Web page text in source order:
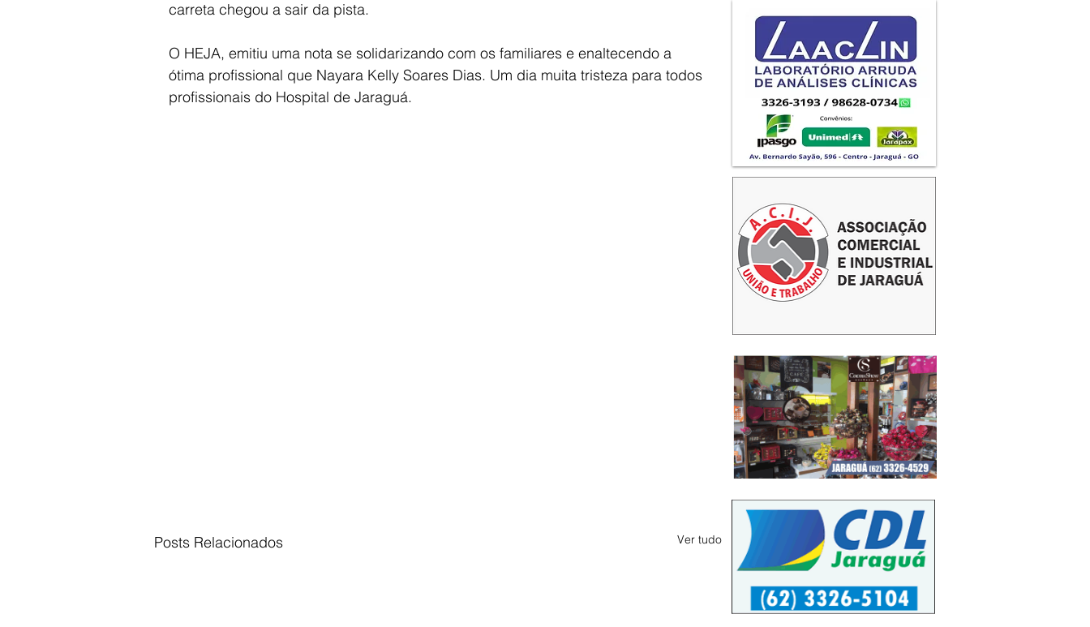
carreta chegou a sair da pista.
O HEJA, emitiu uma nota se solidarizando com os familiares e enaltecendo a
ótima profissional que Nayara Kelly Soares Dias. Um dia muita tristeza para todos
profissionais do Hospital de Jaraguá.
Posts Relacionados Ver tudo